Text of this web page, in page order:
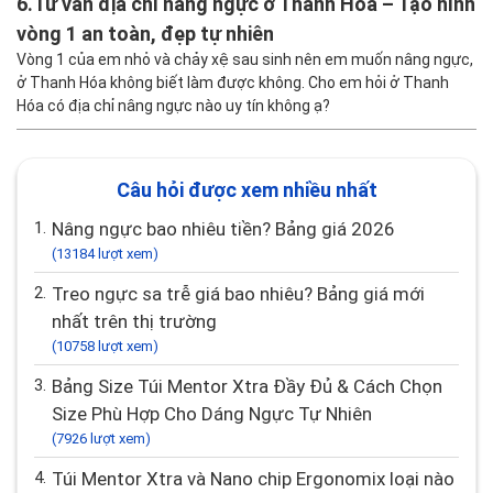
vòng 1 an toàn, đẹp tự nhiên
Vòng 1 của em nhỏ và chảy xệ sau sinh nên em muốn nâng ngực,
ở Thanh Hóa không biết làm được không. Cho em hỏi ở Thanh
Hóa có địa chỉ nâng ngực nào uy tín không ạ?
Câu hỏi được xem nhiều nhất
1. Nâng ngực bao nhiêu tiền? Bảng giá 2026
(13184 lượt xem)
2. Treo ngực sa trễ giá bao nhiêu? Bảng giá mới
nhất trên thị trường
(10758 lượt xem)
3. Bảng Size Túi Mentor Xtra Đầy Đủ & Cách Chọn
Size Phù Hợp Cho Dáng Ngực Tự Nhiên
(7926 lượt xem)
4. Túi Mentor Xtra và Nano chip Ergonomix loại nào